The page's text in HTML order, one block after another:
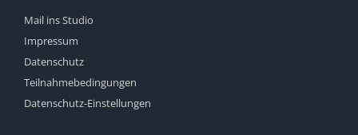
Mail ins Studio
Impressum
Datenschutz
Teilnahmebedingungen
Datenschutz-Einstellungen